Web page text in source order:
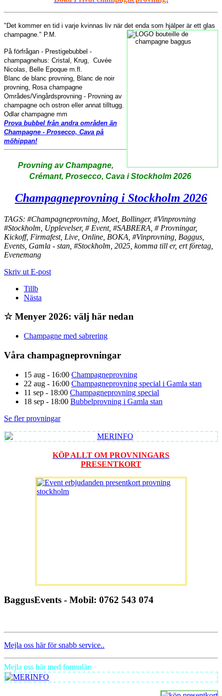
" Det kommer en tid i varje kvinnas liv när det enda som hjälper är ett glas
champagne." P.M.
På förfrågan - Prestigebubbel -
champagnehus: Cristal, Krug, Cuvée
Nicolas, Belle Epoque m.fl.
Blanc de blanc provning, Blanc de noir
provning, Rosa champagne
Områdes/Vingårdsprovning - Provning av
champagne och ostron eller annat tilltugg.
Odlar champagne mm
Prova bubbel från andra områden än
Champagne - Prosecco, Cava på
möhippan!
Provning av Champagne,
Crémant, Prosecco, Cava i Stockholm 2026
Champagneprovning i Stockholm 2026
TAGS: #Champagneprovning, Moet, Bollinger, #Vinprovning
#Stockholm, Upplevelser, # Event, #SABRERA, # Provningar,
Kickoff, Firmafest, Live, Online, BOKA, #Vinprovning, Baggus,
Events, Gamla - stan, #Stockholm, 2025, komma till er, ert företag,
Evenemang
Skriv ut E-post
Tillb
Nästa
☆ Menyer 2026: välj här nedan
Champagne med sabrering
Våra champagneprovningar
15 aug - 16:00 Champagneprovning
22 aug - 16:00 Champagneprovning special i Gamla stan
11 sep - 18:00 Champagneprovning special
18 sep - 18:00 Bubbelprovning i Gamla stan
Se fler provningar
KÖP ALLT OM PROVNINGARS
PRESENTKORT
BaggusEvents - Mobil: 0762 543 074
Mejla oss här för snabb service..
Mejla oss här med formulär: